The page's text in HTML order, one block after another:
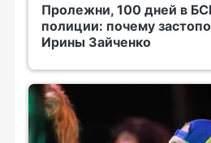
Пролежни, 100 дней в
полиции: почему
Ирины Зайченко